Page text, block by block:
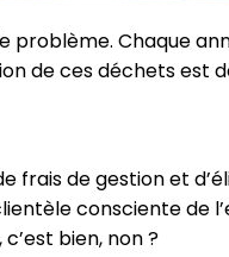
problème. Chaque
de ces déchets
frais de gestion et
consciente de
bien, non ?